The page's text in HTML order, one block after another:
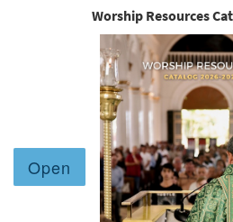
Worship Resources